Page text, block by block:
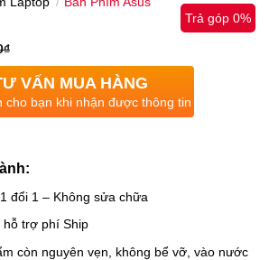
/
₫
Trả góp 0%
VẤN MUA HÀNG
cho bạn khi nhận được thông tin
đổi 1 – Không sửa chữa
hỗ trợ phí Ship
còn nguyên vẹn, không bể vỡ, vào nước